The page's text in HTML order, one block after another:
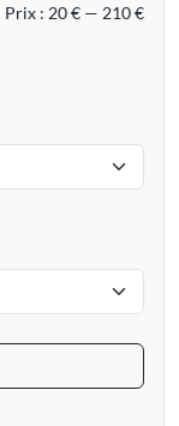
Prix
Prix
Prix : 20 € — 210 €